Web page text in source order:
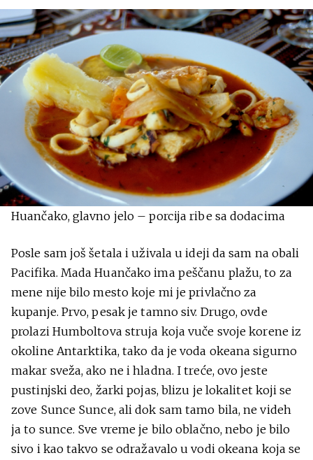
Huančako, glavno jelo – porcija ribe sa dodacima
Posle sam još šetala i uživala u ideji da sam na obali
Pacifika. Mada Huančako ima peščanu plažu, to za
mene nije bilo mesto koje mi je privlačno za
kupanje. Prvo, pesak je tamno siv. Drugo, ovde
prolazi Humboltova struja koja vuče svoje korene iz
okoline Antarktika, tako da je voda okeana sigurno
makar sveža, ako ne i hladna. I treće, ovo jeste
pustinjski deo, žarki pojas, blizu je lokalitet koji se
zove Sunce Sunce, ali dok sam tamo bila, ne videh
ja to sunce. Sve vreme je bilo oblačno, nebo je bilo
sivo i kao takvo se odražavalo u vodi okeana koja se